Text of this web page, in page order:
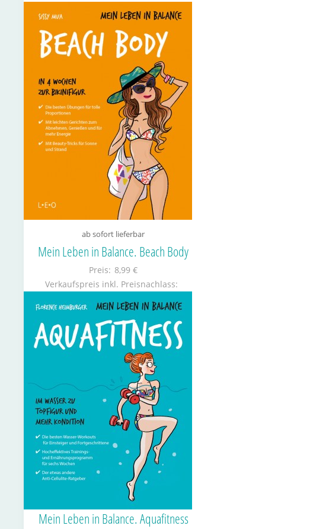
ab sofort lieferbar
Mein Leben in Balance. Beach Body
Preis: 8,99 €
Verkaufspreis inkl. Preisnachlass:
Mein Leben in Balance. Aquafitness